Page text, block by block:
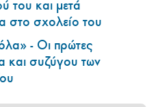
του και μετά
στο σχολείο του
- Οι πρώτες
και συζύγου των